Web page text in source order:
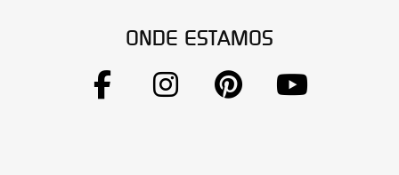
ONDE ESTAMOS